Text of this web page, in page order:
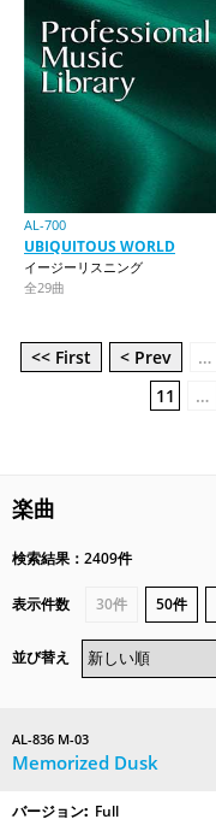
AL-700
UBIQUITOUS WORLD
イージーリスニング
全29曲
<< First < Prev …
11
…
楽曲
検索結果：2409件
表示件数 30件 50件
並び替え
AL-836 M-03
Memorized Dusk
Full